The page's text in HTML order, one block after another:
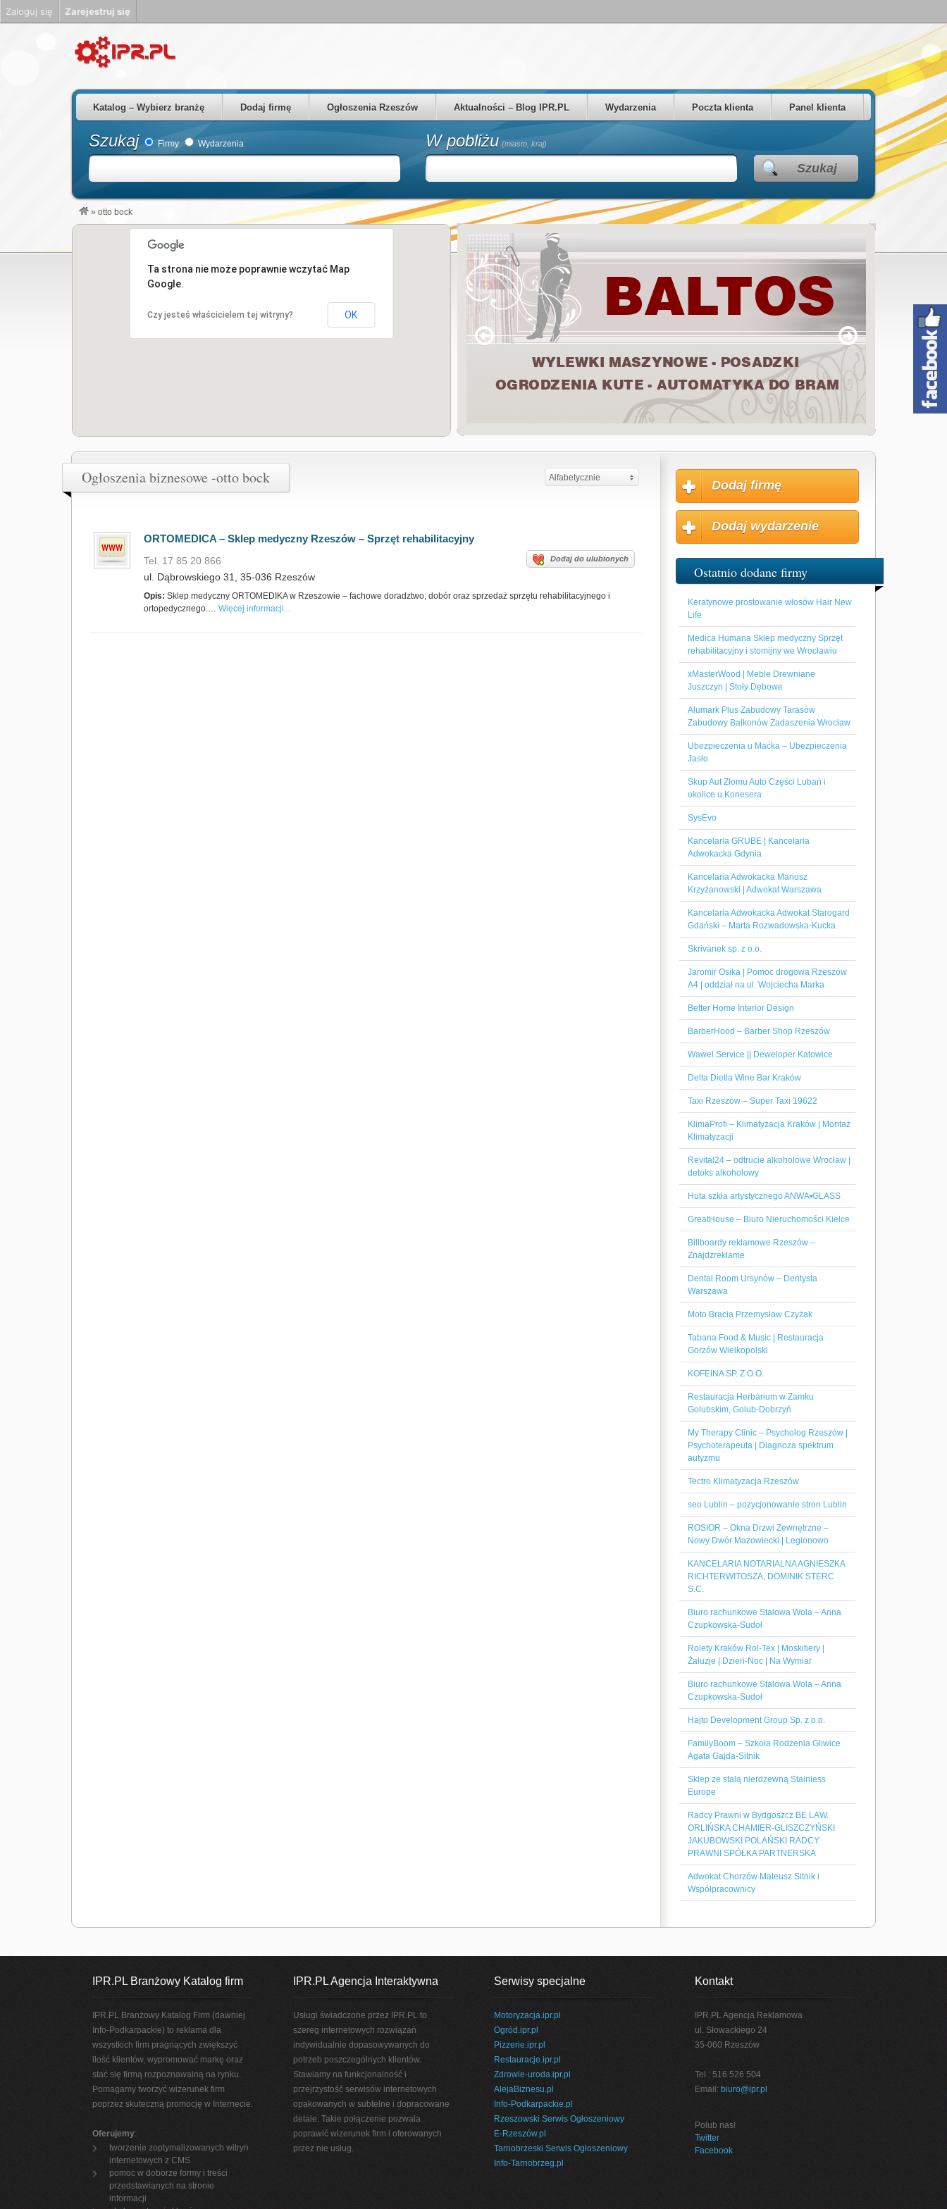
Katalog – Wybierz branżę Dodaj firmę Ogłoszenia Rzeszów Aktualności – Blog IPR.PL Wydarzenia Poczta klienta Panel klienta
Szukaj Firmy Wydarzenia W pobliżu (miasto, kraj)
Szukaj
» otto bock
Ta strona nie może poprawnie wczytać Map
Google.
Czy jesteś właścicielem tej witryny? OK
Ogłoszenia biznesowe -otto bock Alfabetycznie
ORTOMEDICA – Sklep medyczny Rzeszów – Sprzęt rehabilitacyjny
Dodaj do ulubionych
Tel. 17 85 20 866
ul. Dąbrowskiego 31, 35-036 Rzeszów
Opis: Sklep medyczny ORTOMEDIKA w Rzeszowie – fachowe doradztwo, dobór oraz sprzedaż sprzętu rehabilitacyjnego i
ortopedycznego.… Więcej informacji...
Dodaj firmę
Dodaj wydarzenie
Ostatnio dodane firmy
Keratynowe prostowanie włosów Hair New
Life
Medica Humana Sklep medyczny Sprzęt
rehabilitacyjny i stomijny we Wrocławiu
xMasterWood | Meble Drewniane
Juszczyn | Stoły Dębowe
Alumark Plus Zabudowy Tarasów
Zabudowy Balkonów Zadaszenia Wrocław
Ubezpieczenia u Maćka – Ubezpieczenia
Jasło
Skup Aut Złomu Auto Części Lubań i
okolice u Konesera
SysEvo
Kancelaria GRUBE | Kancelaria
Adwokacka Gdynia
Kancelaria Adwokacka Mariusz
Krzyżanowski | Adwokat Warszawa
Kancelaria Adwokacka Adwokat Starogard
Gdański – Marta Rozwadowska-Kucka
Skrivanek sp. z o.o.
Jaromir Osika | Pomoc drogowa Rzeszów
A4 | oddział na ul. Wojciecha Marka
Better Home Interior Design
BarberHood – Barber Shop Rzeszów
Wawel Service || Deweloper Katowice
Delta Dietla Wine Bar Kraków
Taxi Rzeszów – Super Taxi 19622
KlimaProfi – Klimatyzacja Kraków | Montaż
Klimatyzacji
Revital24 – odtrucie alkoholowe Wrocław |
detoks alkoholowy
Huta szkła artystycznego ANWA•GLASS
GreatHouse – Biuro Nieruchomości Kielce
Billboardy reklamowe Rzeszów –
Znajdzreklame
Dental Room Ursynów – Dentysta
Warszawa
Moto Bracia Przemysław Czyżak
Tabana Food & Music | Restauracja
Gorzów Wielkopolski
KOFEINA SP. Z O.O.
Restauracja Herbarium w Zamku
Golubskim, Golub-Dobrzyń
My Therapy Clinic – Psycholog Rzeszów |
Psychoterapeuta | Diagnoza spektrum
autyzmu
Tectro Klimatyzacja Rzeszów
seo Lublin – pozycjonowanie stron Lublin
ROSIOR – Okna Drzwi Zewnętrzne –
Nowy Dwór Mazowiecki | Legionowo
KANCELARIA NOTARIALNA AGNIESZKA
RICHTERWITOSZA, DOMINIK STERC
S.C.
Biuro rachunkowe Stalowa Wola – Anna
Czupkowska-Sudoł
Rolety Kraków Rol-Tex | Moskitiery |
Żaluzje | Dzień-Noc | Na Wymiar
Biuro rachunkowe Stalowa Wola – Anna
Czupkowska-Sudoł
Hajto Development Group Sp. z o.o.
FamilyBoom – Szkoła Rodzenia Gliwice
Agata Gajda-Sitnik
Sklep ze stalą nierdzewną Stainless
Europe
Radcy Prawni w Bydgoszcz BE LAW.
ORLIŃSKA CHAMIER-GLISZCZYŃSKI
JAKUBOWSKI POLAŃSKI RADCY
PRAWNI SPÓŁKA PARTNERSKA
Adwokat Chorzów Mateusz Sitnik i
Współpracownicy
IPR.PL Branżowy Katalog firm
IPR.PL Branżowy Katalog Firm (dawniej
Info-Podkarpackie) to reklama dla
wszystkich firm pragnących zwiększyć
ilość klientów, wypromować markę oraz
stać się firmą rozpoznawalną na rynku.
Pomagamy tworzyć wizerunek firm
poprzez skuteczną promocję w Internecie.
Oferujemy:
tworzenie zoptymalizowanych witryn
internetowych z CMS
pomoc w doborze formy i treści
przedstawianych na stronie
informacji
IPR.PL Agencja Interaktywna
Usługi świadczone przez IPR.PL to
szereg internetowych rozwiązań
indywidualnie dopasowywanych do
potrzeb poszczególnych klientów.
Stawiamy na funkcjonalność i
przejrzystość serwisów internetowych
opakowanych w subtelne i dopracowane
detale. Takie połączenie pozwala
poprawić wizerunek firm i oferowanych
przez nie usług.
Serwisy specjalne
Motoryzacja.ipr.pl
Ogród.ipr.pl
Pizzerie.ipr.pl
Restauracje.ipr.pl
Zdrowie-uroda.ipr.pl
AlejaBiznesu.pl
Info-Podkarpackie.pl
Rzeszowski Serwis Ogłoszeniowy
E-Rzeszów.pl
Tarnobrzeski Serwis Ogłoszeniowy
Info-Tarnobrzeg.pl
Kontakt
IPR.PL Agencja Reklamowa
ul. Słowackiego 24
35-060 Rzeszów
Tel.: 516 526 504
Email: biuro@ipr.pl
Polub nas!
Twitter
Facebook
Zaloguj się Zarejestruj się